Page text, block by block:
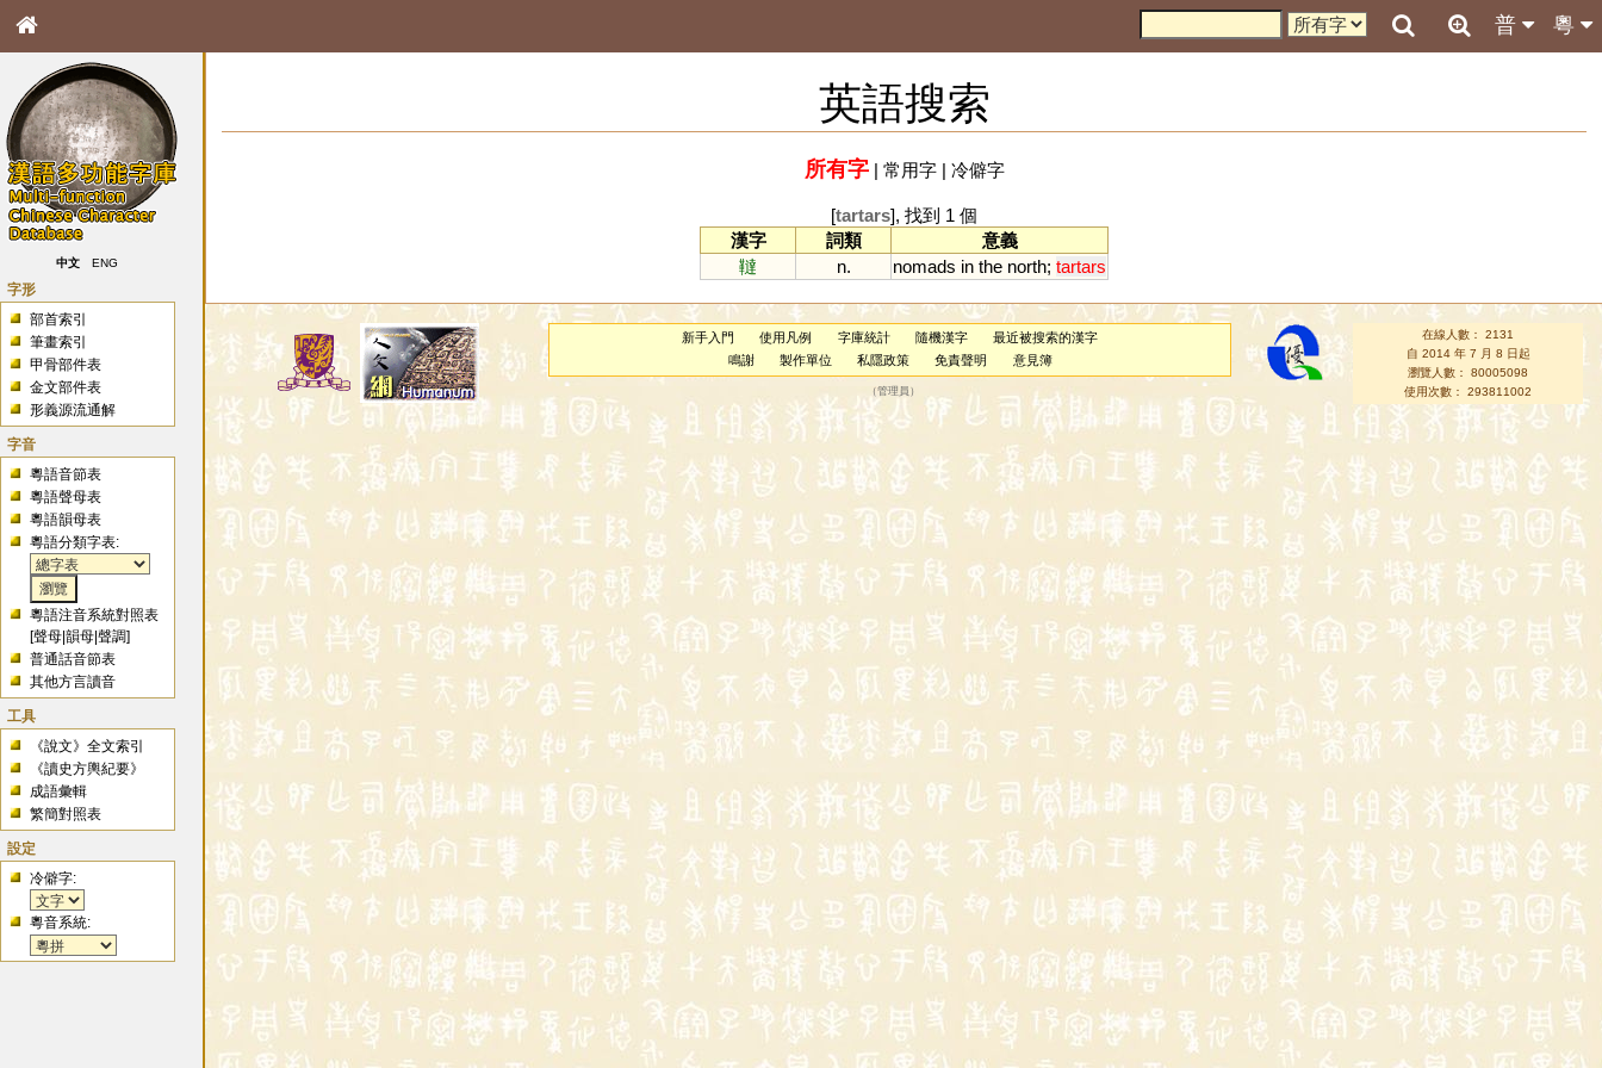
粵
普
中文 ENG
字形
部首索引
筆畫索引
甲骨部件表
金文部件表
形義源流通解
字音
粵語音節表
粵語聲母表
粵語韻母表
粵語分類字表:
粵語注音系統對照表
[聲母 |韻母 |聲調]
普通話音節表
其他方言讀音
工具
《說文》全文索引
《讀史方輿紀要》
成語彙輯
繁簡對照表
設定
冷僻字:
粵音系統:
英語搜索
所有字| 常用字| 冷僻字
[tartars], 找到 1 個
漢字
詞類
意義
韃
n. nomads in the north; tartars
新手入門 使用凡例 字庫統計 隨機漢字
最近被搜索的漢字
鳴謝
製作單位 私隱政策 免責聲明 意見簿
（管理員 ）
在線人數： 2131
自 2014 年 7 月 8 日起
瀏覽人數： 80005098
使用次數： 293811002